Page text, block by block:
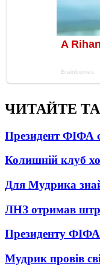
ЧИТАЙТЕ
Президент ФІФА
Колишній клуб
Для Мудрика
ЛНЗ отримав
Президенту ФІФА
Мудрик провів